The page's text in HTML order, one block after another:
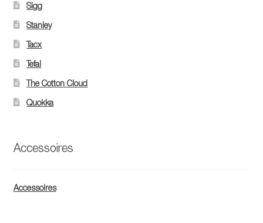
Sigg
Stanley
Tacx
Tefal
The Cotton Cloud
Quokka
Accessoires
Accessoires